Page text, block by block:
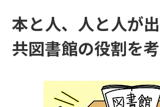
大学・短大の資料種類から請求
総合型選抜・学校推薦型選抜 募
集要項＆願書
大学
募集
本と人、人と人が出
共図書館の役割を